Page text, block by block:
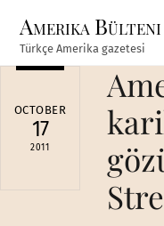
content
Amerika Bülteni
Türkçe Amerika gazetesi
OCTOBER
17
2011